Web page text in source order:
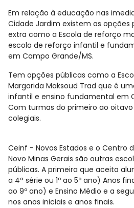
Em relação à educação nas
Cidade Jardim existem as
extra como a Escola de reforço
escola de reforço infantil e
em Campo Grande/MS.
Tem opções públicas como a
Margarida Maksoud Trad que é
infantil e ensino fundamental em
Com turmas do primeiro ao oitavo
colegiais.
Ceinf - Novos Estados e o Centro
Novo Minas Gerais são outras
públicas. A primeira que aceita
a 4ª série ou 1º ao 5º ano) Anos
ao 9º ano) e Ensino Médio e a
nos anos iniciais e anos finais.